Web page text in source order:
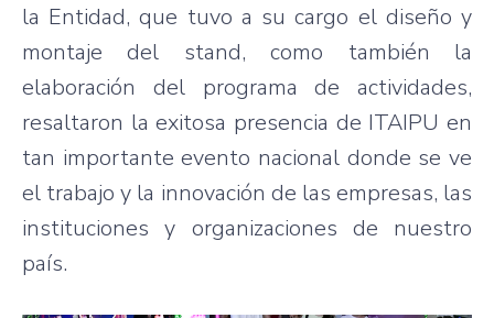
la Entidad, que tuvo a su cargo el diseño y
montaje del stand, como también la
elaboración del programa de actividades,
resaltaron la exitosa presencia de ITAIPU en
tan importante evento nacional donde se ve
el trabajo y la innovación de las empresas, las
instituciones y organizaciones de nuestro
país.